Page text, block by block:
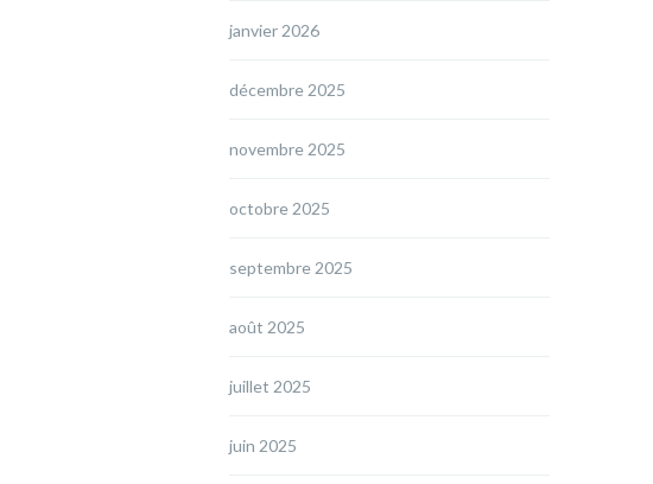
janvier 2026
décembre 2025
novembre 2025
octobre 2025
septembre 2025
août 2025
juillet 2025
juin 2025